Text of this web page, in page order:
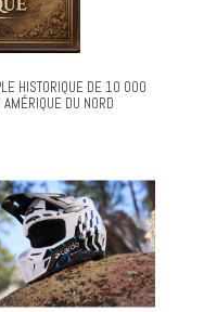
HISTORIQUE DE 10 000
DU NORD